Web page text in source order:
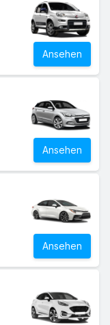
Ansehen
Ansehen
Ansehen